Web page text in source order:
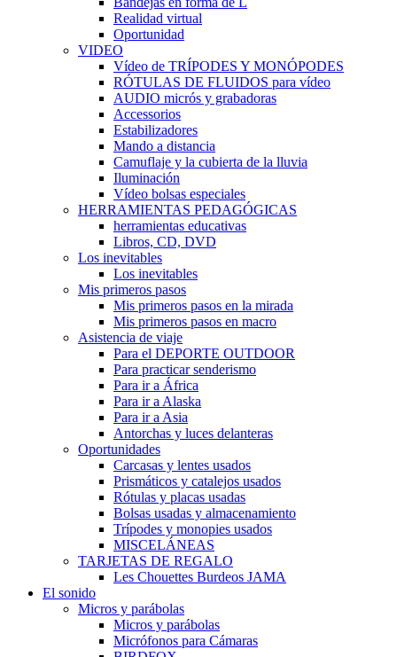
Realidad virtual
Oportunidad
VIDEO
Vídeo de TRÍPODES Y MONÓPODES
RÓTULAS DE FLUIDOS para vídeo
AUDIO micrós y grabadoras
Accessorios
Estabilizadores
Mando a distancia
Camuflaje y la cubierta de la lluvia
Iluminación
Vídeo bolsas especiales
HERRAMIENTAS PEDAGÓGICAS
herramientas educativas
Libros, CD, DVD
Los inevitables
Los inevitables
Mis primeros pasos
Mis primeros pasos en la mirada
Mis primeros pasos en macro
Asistencia de viaje
Para el DEPORTE OUTDOOR
Para practicar senderismo
Para ir a África
Para ir a Alaska
Para ir a Asia
Antorchas y luces delanteras
Oportunidades
Carcasas y lentes usados
Prismáticos y catalejos usados
Rótulas y placas usadas
Bolsas usadas y almacenamiento
Trípodes y monopies usados
MISCELÁNEAS
TARJETAS DE REGALO
Les Chouettes Burdeos JAMA
El sonido
Micros y parábolas
Micros y parábolas
Micrófonos para Cámaras